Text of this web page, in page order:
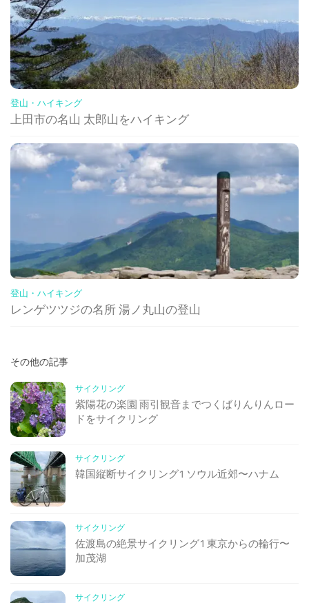
登山・ハイキング
上田市の名山 太郎山をハイキング
登山・ハイキング
レンゲツツジの名所 湯ノ丸山の登山
その他の記事
サイクリング
紫陽花の楽園 雨引観音までつくばりんりんロー
ドをサイクリング
サイクリング
韓国縦断サイクリング1 ソウル近郊〜ハナム
サイクリング
佐渡島の絶景サイクリング1 東京からの輪行〜
加茂湖
サイクリング